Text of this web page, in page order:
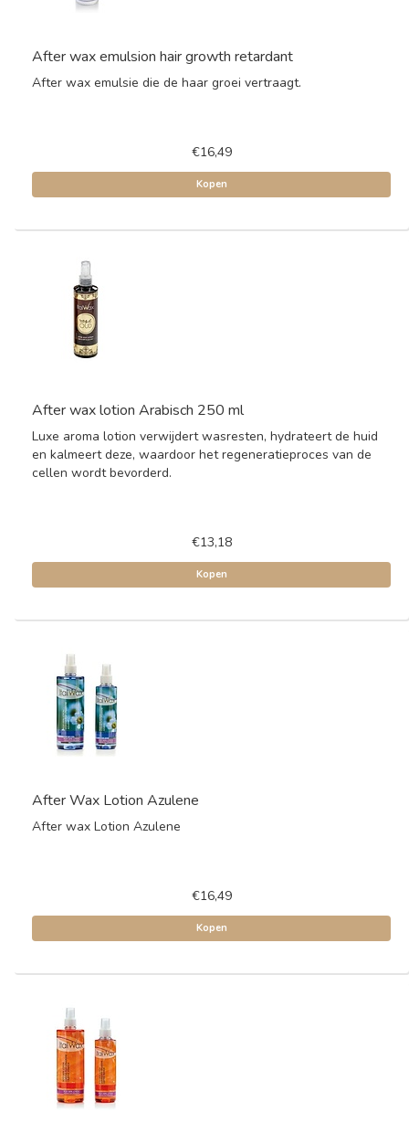
After wax emulsion hair growth retardant
After wax emulsie die de haar groei vertraagt.
€16,49
Kopen
After wax lotion Arabisch 250 ml
Luxe aroma lotion verwijdert wasresten, hydrateert de huid
en kalmeert deze, waardoor het regeneratieproces van de
cellen wordt bevorderd.
€13,18
Kopen
After Wax Lotion Azulene
After wax Lotion Azulene
€16,49
Kopen